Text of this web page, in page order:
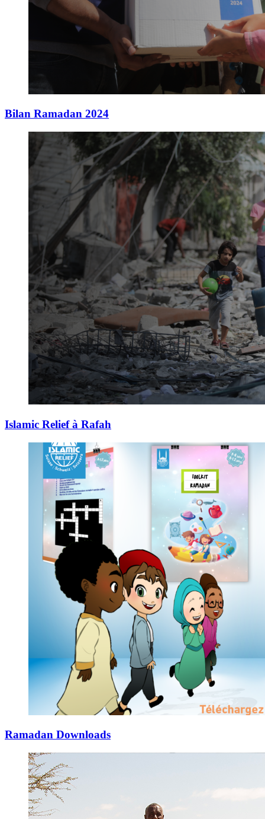
Bilan Ramadan 2024
Islamic Relief à Rafah
Ramadan Downloads